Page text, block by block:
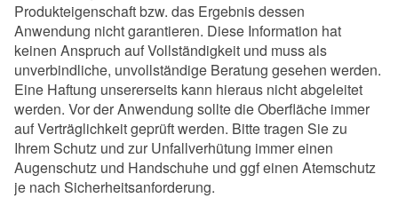
Produkteigenschaft bzw. das Ergebnis dessen
Anwendung nicht garantieren. Diese Information hat
keinen Anspruch auf Vollständigkeit und muss als
unverbindliche, unvollständige Beratung gesehen werden.
Eine Haftung unsererseits kann hieraus nicht abgeleitet
werden. Vor der Anwendung sollte die Oberfläche immer
auf Verträglichkeit geprüft werden. Bitte tragen Sie zu
Ihrem Schutz und zur Unfallverhütung immer einen
Augenschutz und Handschuhe und ggf einen Atemschutz
je nach Sicherheitsanforderung.